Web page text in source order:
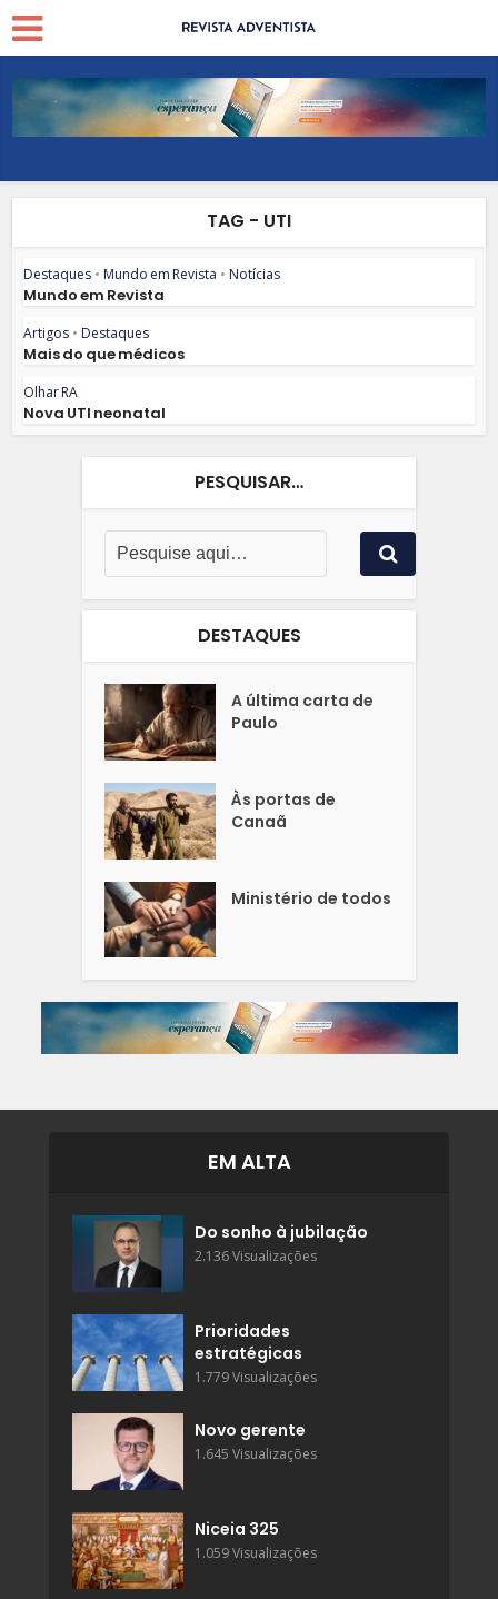
TAG - UTI
Destaques • Mundo em Revista • Notícias
Mundo em Revista
Artigos • Destaques
Mais do que médicos
Olhar RA
Nova UTI neonatal
PESQUISAR…
DESTAQUES
A última carta de
Paulo
Às portas de
Canaã
Ministério de todos
EM ALTA
Do sonho à jubilação
2.136 Visualizações
Prioridades
estratégicas
1.779 Visualizações
Novo gerente
1.645 Visualizações
Niceia 325
1.059 Visualizações